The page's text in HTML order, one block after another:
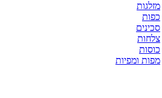
מזלגות
כפות
סכינים
צלחות
כוסות
מפות ומפיות